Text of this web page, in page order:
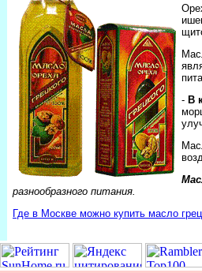
- В
разнообразного питания.
Где в Москве можно купить масло